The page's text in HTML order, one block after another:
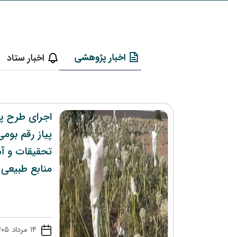
اخبار پژوهشی اخبار ستاد
اجرای طرح
پیاز رقم
تحقیقات و
منابع
۱۴ مرداد ۱۴۰۵